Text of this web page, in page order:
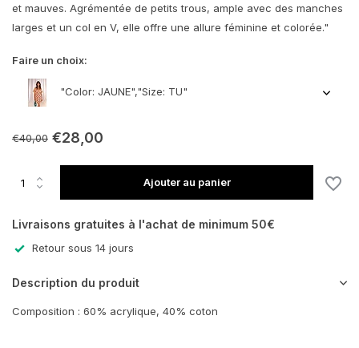
et mauves. Agrémentée de petits trous, ample avec des manches
larges et un col en V, elle offre une allure féminine et colorée."
Faire un choix:
"Color: JAUNE","Size: TU"
€40,00 €28,00
Ajouter au panier
Livraisons gratuites à l'achat de minimum 50€
Retour sous 14 jours
Description du produit
Composition : 60% acrylique, 40% coton